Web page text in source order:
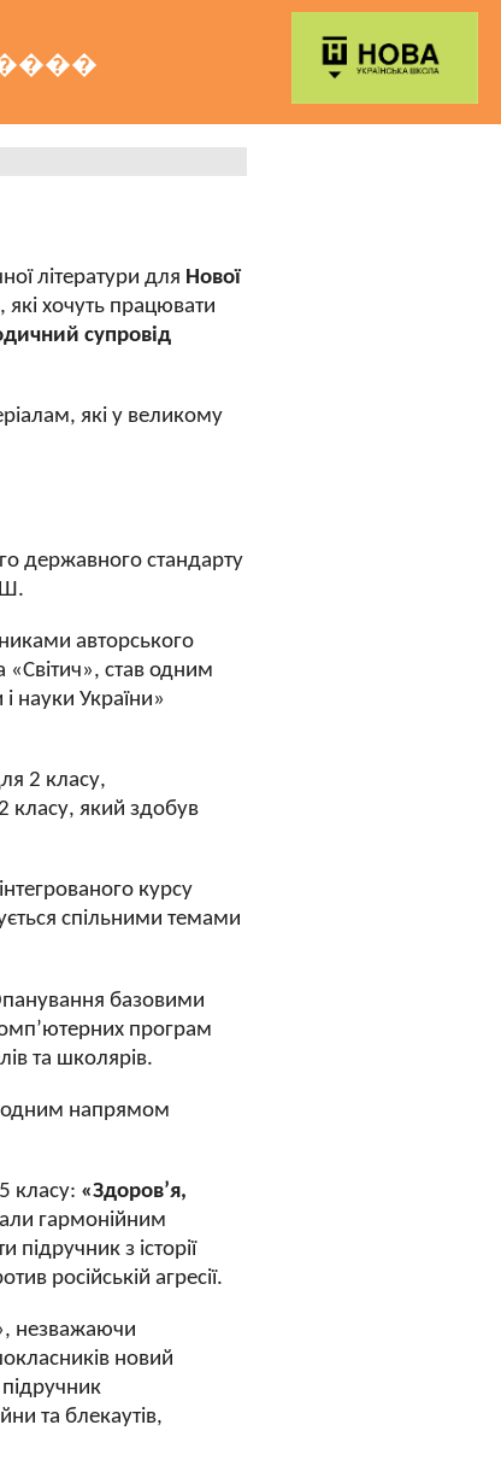
літератури для Нової
хочуть працювати
супровід
які у великому
державного стандарту
авторського
став одним
науки України»
2 класу,
класу, який здобув
курсу
спільними темами
базовими
програм
та школярів.
одним напрямом
класу: «Здоров’я,
гармонійним
з історії
російській агресії.
незважаючи
новий
та блекаутів,